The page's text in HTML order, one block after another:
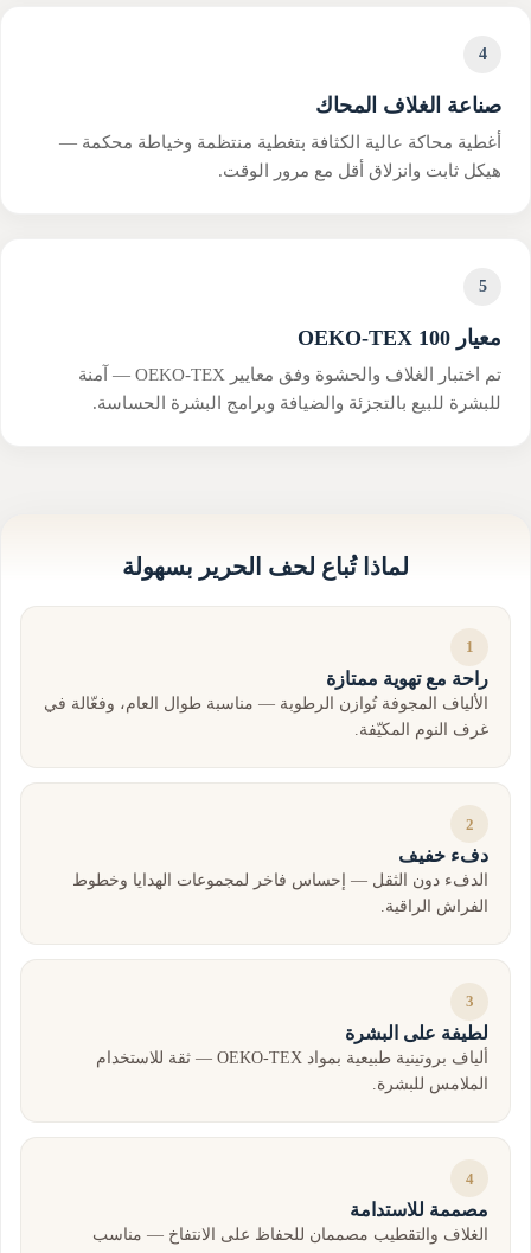
4
صناعة الغلاف المحاك
أغطية محاكة عالية الكثافة بتغطية منتظمة وخياطة محكمة —
هيكل ثابت وانزلاق أقل مع مرور الوقت.
5
معيار OEKO-TEX 100
تم اختبار الغلاف والحشوة وفق معايير OEKO-TEX — آمنة
للبشرة للبيع بالتجزئة والضيافة وبرامج البشرة الحساسة.
لماذا تُباع لحف الحرير بسهولة
1
راحة مع تهوية ممتازة
الألياف المجوفة تُوازن الرطوبة — مناسبة طوال العام، وفعّالة في
غرف النوم المكيّفة.
2
دفء خفيف
الدفء دون الثقل — إحساس فاخر لمجموعات الهدايا وخطوط
الفراش الراقية.
3
لطيفة على البشرة
ألياف بروتينية طبيعية بمواد OEKO-TEX — ثقة للاستخدام
الملامس للبشرة.
4
مصممة للاستدامة
الغلاف والتقطيب مصممان للحفاظ على الانتفاخ — مناسب